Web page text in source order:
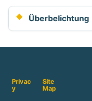
Überbelichtung
Privac
y
Site
Map